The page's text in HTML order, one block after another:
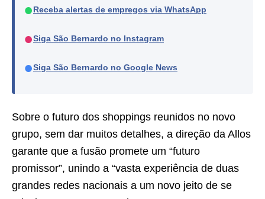
● Receba alertas de empregos via WhatsApp
●Siga São Bernardo no Instagram
●Siga São Bernardo no Google News
Sobre o futuro dos shoppings reunidos no novo
grupo, sem dar muitos detalhes, a direção da Allos
garante que a fusão promete um “futuro
promissor”, unindo a “vasta experiência de duas
grandes redes nacionais a um novo jeito de se